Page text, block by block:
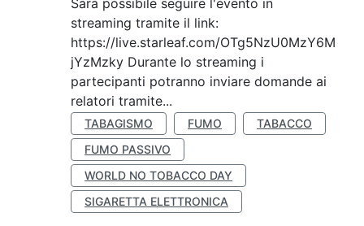
Sarà possibile seguire l'evento in
streaming tramite il link:
https://live.starleaf.com/OTg5NzU0MzY6M
jYzMzky Durante lo streaming i
partecipanti potranno inviare domande ai
relatori tramite...
TABAGISMO FUMO
TABACCO
FUMO PASSIVO
WORLD NO TOBACCO DAY
SIGARETTA ELETTRONICA